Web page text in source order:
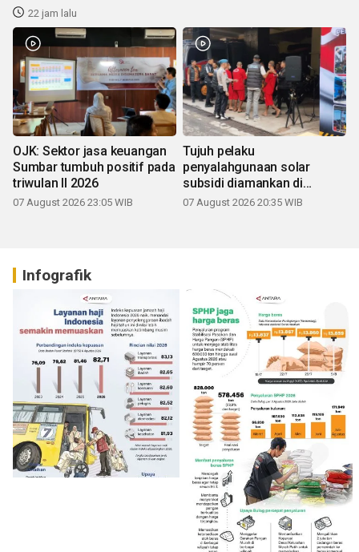
22 jam lalu
OJK: Sektor jasa keuangan
Sumbar tumbuh positif pada
triwulan II 2026
07 August 2026 23:05 WIB
Tujuh pelaku
penyalahgunaan solar
subsidi diamankan di
Sumbar
07 August 2026 20:35 WIB
Infografik